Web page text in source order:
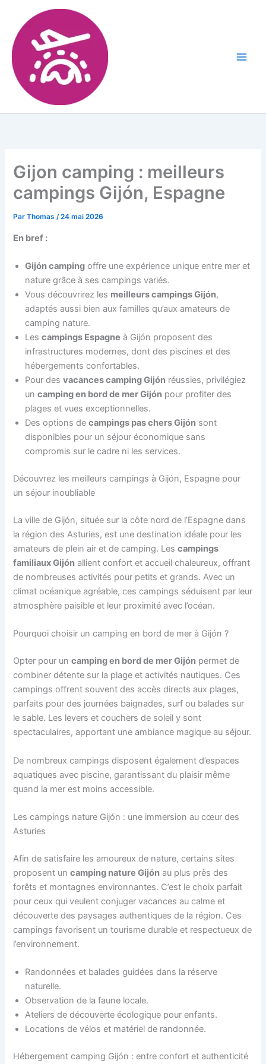
Gijon camping : meilleurs
campings Gijón, Espagne
ParThomas/24 mai 2026
En bref :
Gijón camping offre une expérience unique entre mer et
nature grâce à ses campings variés.
Vous découvrirez les meilleurs campings Gijón,
adaptés aussi bien aux familles qu’aux amateurs de
camping nature.
Lescampings Espagne à Gijón proposent des
infrastructures modernes, dont des piscines et des
hébergements confortables.
Pour desvacances camping Gijón réussies, privilégiez
uncamping en bord de mer Gijón pour profiter des
plages et vues exceptionnelles.
Des options decampings pas chers Gijón sont
disponibles pour un séjour économique sans
compromis sur le cadre ni les services.
Découvrez les meilleurs campings à Gijón, Espagne pour
un séjour inoubliable
La ville de Gijón, située sur la côte nord de l’Espagne dans
la région des Asturies, est une destination idéale pour les
amateurs de plein air et de camping. Lescampings
familiaux Gijón allient confort et accueil chaleureux, offrant
de nombreuses activités pour petits et grands. Avec un
climat océanique agréable, ces campings séduisent par leur
atmosphère paisible et leur proximité avec l’océan.
Pourquoi choisir un camping en bord de mer à Gijón ?
Opter pour uncamping en bord de mer Gijón permet de
combiner détente sur la plage et activités nautiques. Ces
campings offrent souvent des accès directs aux plages,
parfaits pour des journées baignades, surf ou balades sur
le sable. Les levers et couchers de soleil y sont
spectaculaires, apportant une ambiance magique au séjour.
De nombreux campings disposent également d’espaces
aquatiques avec piscine, garantissant du plaisir même
quand la mer est moins accessible.
Les campings nature Gijón : une immersion au cœur des
Asturies
Afin de satisfaire les amoureux de nature, certains sites
proposent uncamping nature Gijón au plus près des
forêts et montagnes environnantes. C’est le choix parfait
pour ceux qui veulent conjuger vacances au calme et
découverte des paysages authentiques de la région. Ces
campings favorisent un tourisme durable et respectueux de
l’environnement.
Randonnées et balades guidées dans la réserve
naturelle.
Observation de la faune locale.
Ateliers de découverte écologique pour enfants.
Locations de vélos et matériel de randonnée.
Hébergement camping Gijón : entre confort et authenticité